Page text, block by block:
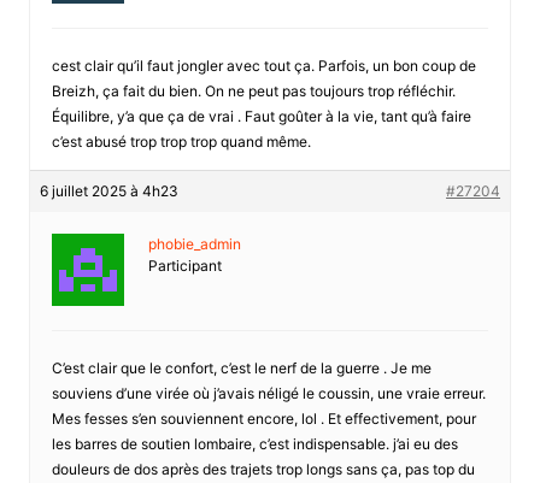
cest clair qu’il faut jongler avec tout ça. Parfois, un bon coup de
Breizh, ça fait du bien. On ne peut pas toujours trop réfléchir.
Équilibre, y’a que ça de vrai . Faut goûter à la vie, tant qu’à faire
c’est abusé trop trop trop quand même.
6 juillet 2025 à 4h23 #27204
phobie_admin
Participant
C’est clair que le confort, c’est le nerf de la guerre . Je me
souviens d’une virée où j’avais néligé le coussin, une vraie erreur.
Mes fesses s’en souviennent encore, lol . Et effectivement, pour
les barres de soutien lombaire, c’est indispensable. j’ai eu des
douleurs de dos après des trajets trop longs sans ça, pas top du